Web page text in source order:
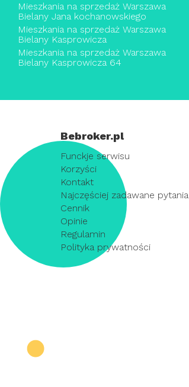
Mieszkania na sprzedaż Warszawa
Bielany Jana kochanowskiego
Mieszkania na sprzedaż Warszawa
Bielany Kasprowicza
Mieszkania na sprzedaż Warszawa
Bielany Kasprowicza 64
Bebroker.pl
Funckje serwisu
Korzyści
Kontakt
Najczęściej zadawane pytania
Cennik
Opinie
Regulamin
Polityka prywatności